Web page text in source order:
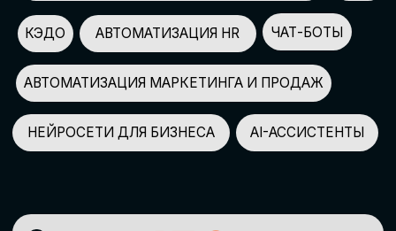
УЧАСТНИКОВ
2500+
GLOBAL TECH FORUM –
ИЗУЧЕНИЯНОВЫХ